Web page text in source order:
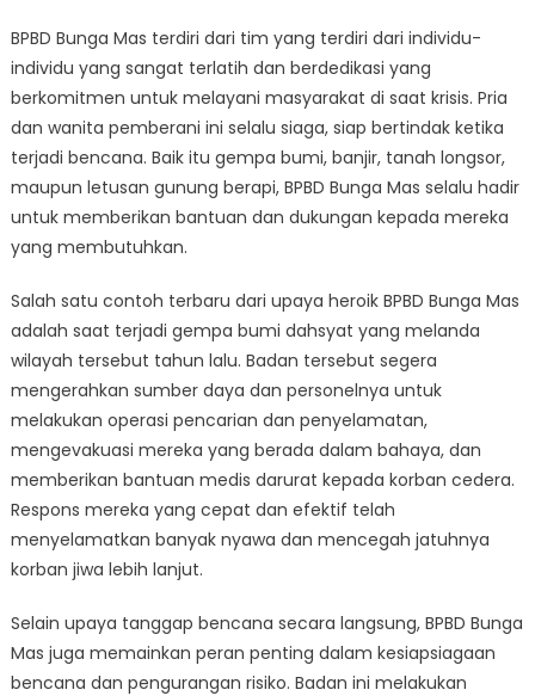
BPBD Bunga Mas terdiri dari tim yang terdiri dari individu-
individu yang sangat terlatih dan berdedikasi yang
berkomitmen untuk melayani masyarakat di saat krisis. Pria
dan wanita pemberani ini selalu siaga, siap bertindak ketika
terjadi bencana. Baik itu gempa bumi, banjir, tanah longsor,
maupun letusan gunung berapi, BPBD Bunga Mas selalu hadir
untuk memberikan bantuan dan dukungan kepada mereka
yang membutuhkan.
Salah satu contoh terbaru dari upaya heroik BPBD Bunga Mas
adalah saat terjadi gempa bumi dahsyat yang melanda
wilayah tersebut tahun lalu. Badan tersebut segera
mengerahkan sumber daya dan personelnya untuk
melakukan operasi pencarian dan penyelamatan,
mengevakuasi mereka yang berada dalam bahaya, dan
memberikan bantuan medis darurat kepada korban cedera.
Respons mereka yang cepat dan efektif telah
menyelamatkan banyak nyawa dan mencegah jatuhnya
korban jiwa lebih lanjut.
Selain upaya tanggap bencana secara langsung, BPBD Bunga
Mas juga memainkan peran penting dalam kesiapsiagaan
bencana dan pengurangan risiko. Badan ini melakukan